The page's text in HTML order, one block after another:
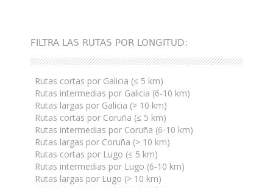
FILTRA LAS RUTAS POR LONGITUD:
Rutas cortas por Galicia (≤ 5 km)
Rutas intermedias por Galicia (6-10 km)
Rutas largas por Galicia (> 10 km)
Rutas cortas por Coruña (≤ 5 km)
Rutas intermedias por Coruña (6-10 km)
Rutas largas por Coruña (> 10 km)
Rutas cortas por Lugo (≤ 5 km)
Rutas intermedias por Lugo (6-10 km)
Rutas largas por Lugo (> 10 km)